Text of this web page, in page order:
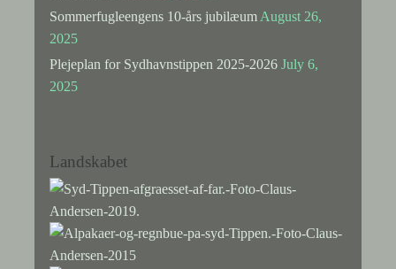
Sommerfugleengens 10-års jubilæum August 26,
2025
Plejeplan for Sydhavnstippen 2025-2026 July 6,
2025
Landskabet